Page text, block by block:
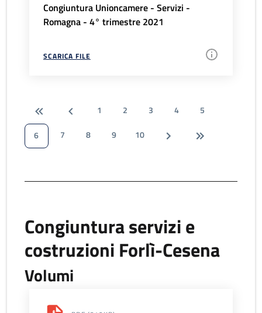
Congiuntura Unioncamere - Servizi -
Romagna - 4° trimestre 2021
SCARICA FILE
1 2 3 4
5
6
7 8 9 10
Congiuntura servizi e
costruzioni Forlì-Cesena
Volumi